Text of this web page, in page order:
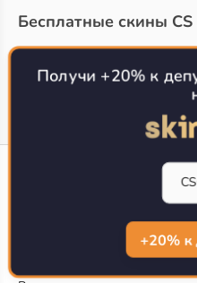
Бесплатные скины CS
Топ сайтов с халявой
CS-CONFIG.com © 2020-2026
Политика
РЕКЛАМА НА САЙТЕ
Получи +20% к
+20% к